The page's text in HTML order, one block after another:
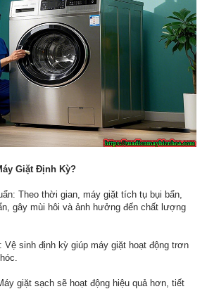
Giặt Định Kỳ?
Theo thời gian, máy giặt tích tụ bụi bẩn,
gây mùi hôi và ảnh hưởng đến chất lượng
Vệ sinh định kỳ giúp máy giặt hoạt động trơn
giặt sạch sẽ hoạt động hiệu quả hơn, tiết